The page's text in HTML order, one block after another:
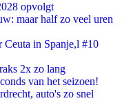
opvolgt
maar half zo veel uren
Ceuta in Spanje,l #10
2x zo lang
van het seizoen!
auto's zo snel